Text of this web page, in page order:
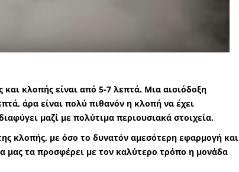
κλοπής είναι από 5-7 λεπτά. Μια αισιόδοξη
άρα είναι πολύ πιθανόν η κλοπή να έχει
μαζί με πολύτιμα περιουσιακά στοιχεία.
κλοπής, με όσο το δυνατόν αμεσότερη εφαρμογή και
μας τα προσφέρει με τον καλύτερο τρόπο η μονάδα